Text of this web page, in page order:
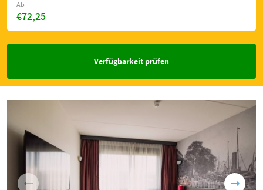
€72,25
Ab
Verfügbarkeit prüfen